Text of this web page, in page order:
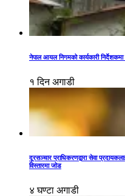
नेपाल आयल निगमको कार्यकारी निर्देशकमा
१ दिन अगाडी
दूरसञ्चार प्राधिकरणद्वारा सेवा
विस्तारमा जोड
४ घण्टा अगाडी